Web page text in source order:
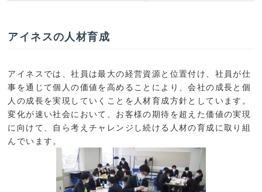
アイネスの人材育成
アイネスでは、社員は最大の経営資源と位置付け、社員が仕
事を通じて個人の価値を高めることにより、会社の成長と個
人の成長を実現していくことを人材育成方針としています。
変化が速い社会において、お客様の期待を超えた価値の実現
に向けて、自ら考えチャレンジし続ける人材の育成に取り組
んでいます。